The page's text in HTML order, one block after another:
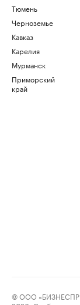
Тюмень
Черноземье
Кавказ
Карелия
Мурманск
Приморский
край
© ООО